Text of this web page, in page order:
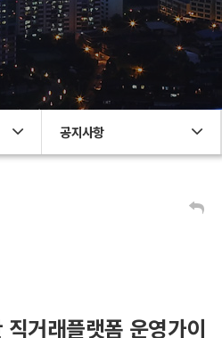
공지사항
거래플랫폼 운영가이